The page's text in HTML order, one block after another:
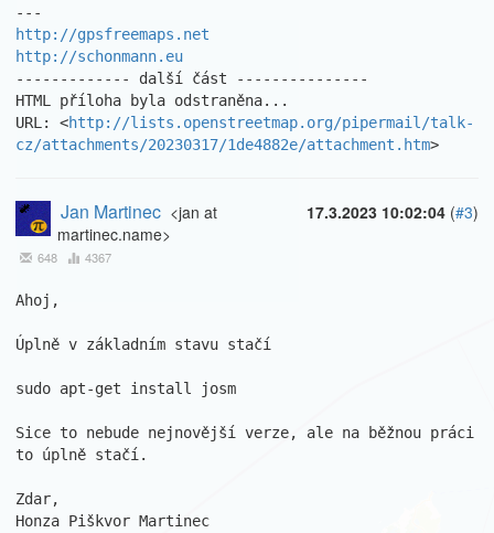
http://gpsfreemaps.net
http://schonmann.eu
------------- další část ---------------
HTML příloha byla odstraněna...
URL: <http://lists.openstreetmap.org/pipermail/talk-
cz/attachments/20230317/1de4882e/attachment.htm>
17.3.2023 10:02:04 (#3)
Jan Martinec <jan at
martinec.name>
648 4367
Ahoj,
Úplně v základním stavu stačí
sudo apt-get install josm
Sice to nebude nejnovější verze, ale na běžnou práci
to úplně stačí.
Zdar,
Honza Piškvor Martinec